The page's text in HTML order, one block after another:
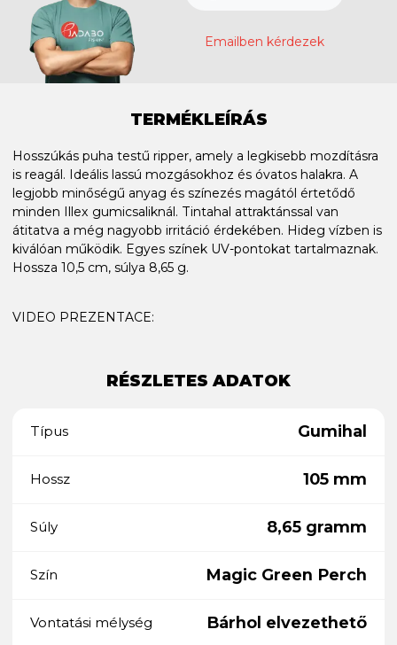
Emailben kérdezek
TERMÉKLEÍRÁS
Hosszúkás puha testű ripper, amely a legkisebb mozdításra
is reagál. Ideális lassú mozgásokhoz és óvatos halakra. A
legjobb minőségű anyag és színezés magától értetődő
minden Illex gumicsaliknál. Tintahal attraktánssal van
átitatva a még nagyobb irritáció érdekében. Hideg vízben is
kiválóan működik. Egyes színek UV-pontokat tartalmaznak.
Hossza 10,5 cm, súlya 8,65 g.
VIDEO PREZENTACE:
RÉSZLETES ADATOK
Típus Gumihal
Hossz 105 mm
Súly 8,65 gramm
Szín Magic Green Perch
Vontatási mélység Bárhol elvezethető